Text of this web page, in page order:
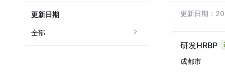
更新日期
全部
更新日期：
研发HRBP
成都市